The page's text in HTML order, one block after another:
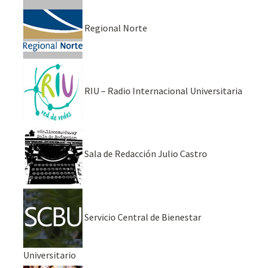
Regional Norte
RIU – Radio Internacional Universitaria
Sala de Redacción Julio Castro
Servicio Central de Bienestar
Universitario